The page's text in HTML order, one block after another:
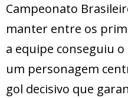
Campeonato
manter entre os
a equipe conseguiu
um personagem
gol decisivo que